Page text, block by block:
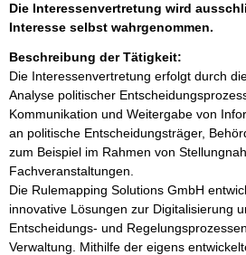
Die Interessenvertretung wird
Interesse selbst wahrgenommen.
Beschreibung der Tätigkeit:
Die Interessenvertretung erfolgt durch
Analyse politischer
Kommunikation und Weitergabe von
an politische Entscheidungsträger,
zum Beispiel im Rahmen von
Fachveranstaltungen.
Die Rulemapping Solutions GmbH
innovative Lösungen zur Digitalisierung
Entscheidungs- und
Verwaltung. Mithilfe der eigens